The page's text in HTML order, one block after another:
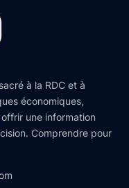
à la RDC et à
économiques,
une information
Comprendre pour